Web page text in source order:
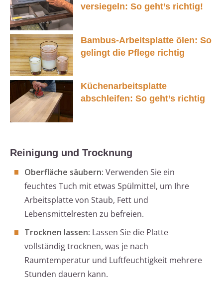
versiegeln: So geht’s richtig!
Bambus-Arbeitsplatte ölen: So
gelingt die Pflege richtig
Küchenarbeitsplatte
abschleifen: So geht’s richtig
Reinigung und Trocknung
Oberfläche säubern: Verwenden Sie ein
feuchtes Tuch mit etwas Spülmittel, um Ihre
Arbeitsplatte von Staub, Fett und
Lebensmittelresten zu befreien.
Trocknen lassen: Lassen Sie die Platte
vollständig trocknen, was je nach
Raumtemperatur und Luftfeuchtigkeit mehrere
Stunden dauern kann.